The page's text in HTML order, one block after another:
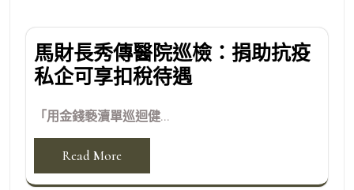
馬財長秀傳醫院巡檢：捐助抗疫
私企可享扣稅待遇
「用金錢褻瀆單巡迴健...
Read More